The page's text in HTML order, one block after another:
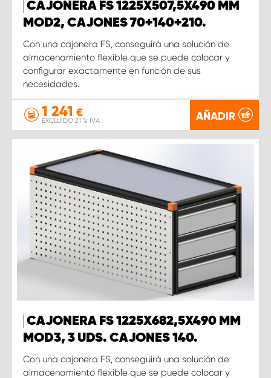
CAJONERA FS 1225X507,5X490 MM
MOD2, CAJONES 70+140+210.
Con una cajonera FS, conseguirá una solución de
almacenamiento flexible que se puede colocar y
configurar exactamente en función de sus
necesidades.
1 241 €
EXCLUIDO 21 % IVA AÑADIR
CAJONERA FS 1225X682,5X490 MM
MOD3, 3 UDS. CAJONES 140.
Con una cajonera FS, conseguirá una solución de
almacenamiento flexible que se puede colocar y